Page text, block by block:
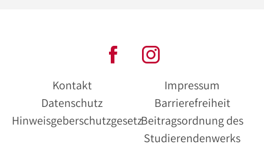
Kontakt
Impressum
Datenschutz
Barrierefreiheit
HinweisgeberschutzgesetzBeitragsordnung des
Studierendenwerks